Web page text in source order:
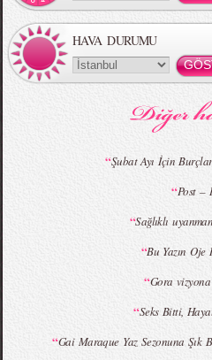
MBFWI - Gülçin Çengel 2015 Yaz
MBFWI - Giray Sepin 2015 Yaz Koleksiyonu
HAVA DURUMU
“Şubat Ayı İçin
“Post –
“Sağlıklı
“Bu Yazın Oje
“Gora
“Seks Bitti,
“Gai Maraque Yaz Sezonuna